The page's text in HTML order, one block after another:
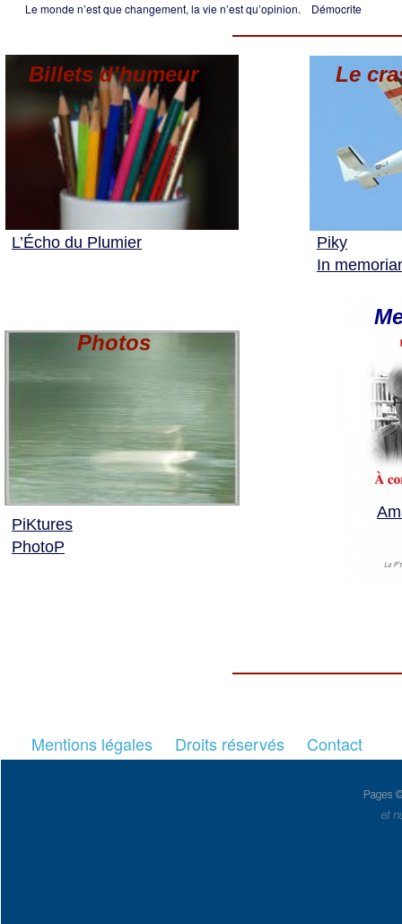
Le monde n’est que changement, la vie n’est qu’opinion. Démocrite
L’Écho du Plumier
Piky
In
PiKtures
PhotoP
Mentions légales Droits réservés Contact
Billets d’humeur Le
Photos